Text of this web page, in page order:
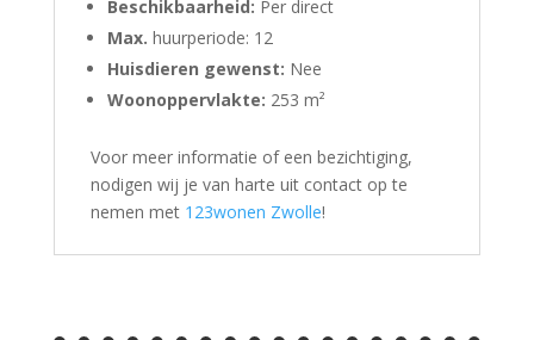
Beschikbaarheid: Per direct
Max. huurperiode: 12
Huisdieren gewenst: Nee
Woonoppervlakte: 253 m²
Voor meer informatie of een bezichtiging,
nodigen wij je van harte uit contact op te
nemen met 123wonen Zwolle!